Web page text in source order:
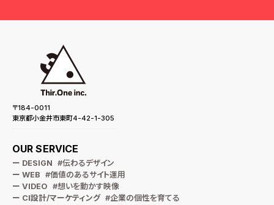
・法令に基づき開示が求められた場合
・人の生命・身体・財産の保護のために必要で、本人の同意が困難な場
5. 個人情報の安全管理
当社は、個人情報への不正アクセス、紛失、破壊、改ざん、漏えい等を防
止するため、
適切な安全管理措置を講じます。
・パスワード管理の徹底
・外部サービス（Google Workspace、サーバー等）のセキュリティ設
定の強化
〒184-0011
東京都小金井市東町4-42-1-305
OUR SERVICE
ー DESIGN #伝わるデザイン
ー WEB #価値のあるサイト運用
ー VIDEO #想いを動かす映像
ー CI設計/マーケティング #企業の個性を育てる